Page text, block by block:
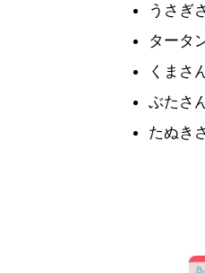
うさぎ
タータ
くまさ
ぶたさ
たぬき